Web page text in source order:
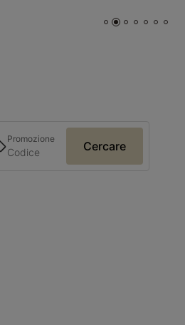
Promozione
Cercare